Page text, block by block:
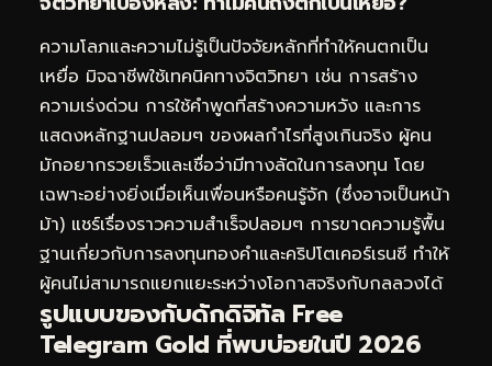
ความโลภและความไม่รู้เป็นปัจจัยหลักที่ทำให้คนตกเป็น
เหยื่อ มิจฉาชีพใช้เทคนิคทางจิตวิทยา เช่น การสร้าง
ความเร่งด่วน การใช้คำพูดที่สร้างความหวัง และการ
แสดงหลักฐานปลอมๆ ของผลกำไรที่สูงเกินจริง ผู้คน
มักอยากรวยเร็วและเชื่อว่ามีทางลัดในการลงทุน โดย
เฉพาะอย่างยิ่งเมื่อเห็นเพื่อนหรือคนรู้จัก (ซึ่งอาจเป็นหน้า
ม้า) แชร์เรื่องราวความสำเร็จปลอมๆ การขาดความรู้พื้น
ฐานเกี่ยวกับการลงทุนทองคำและคริปโตเคอร์เรนซี ทำให้
ผู้คนไม่สามารถแยกแยะระหว่างโอกาสจริงกับกลลวงได้
รูปแบบของกับดักดิจิทัล Free
Telegram Gold ที่พบบ่อยในปี 2026